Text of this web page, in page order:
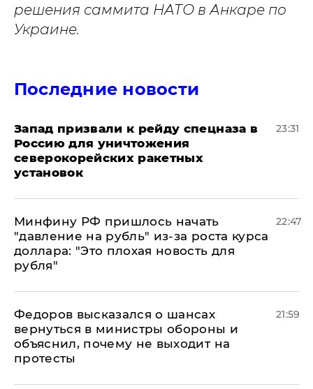
решения саммита НАТО в Анкаре по
Украине.
Последние новости
Запад призвали к рейду спецназа в
Россию для уничтожения
северокорейских ракетных
установок
23:31
Минфину РФ пришлось начать
"давление на рубль" из-за роста курса
доллара: "Это плохая новость для
рубля"
22:47
Федоров высказался о шансах
вернуться в министры обороны и
объяснил, почему не выходит на
протесты
21:59